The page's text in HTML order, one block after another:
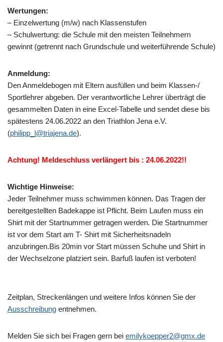
Wertungen:
– Einzelwertung (m/w) nach Klassenstufen
– Schulwertung: die Schule mit den meisten Teilnehmern
gewinnt (getrennt nach Grundschule und weiterführende Schule)
Anmeldung:
Den Anmeldebogen mit Eltern ausfüllen und beim Klassen-/
Sportlehrer abgeben. Der verantwortliche Lehrer überträgt die
gesammelten Daten in eine Excel-Tabelle und sendet diese bis
spätestens 24.06.2022 an den Triathlon Jena e.V.
(philipp_l@triajena.de).
Achtung! Meldeschluss verlängert bis : 24.06.2022!!
Wichtige Hinweise:
Jeder Teilnehmer muss schwimmen können. Das Tragen der
bereitgestellten Badekappe ist Pflicht. Beim Laufen muss ein
Shirt mit der Startnummer getragen werden. Die Startnummer
ist vor dem Start am T- Shirt mit Sicherheitsnadeln
anzubringen.Bis 20min vor Start müssen Schuhe und Shirt in
der Wechselzone platziert sein. Barfuß laufen ist verboten!
Zeitplan, Streckenlängen und weitere Infos können Sie der
Ausschreibung entnehmen.
Melden Sie sich bei Fragen gern bei emilykoepper2@gmx.de